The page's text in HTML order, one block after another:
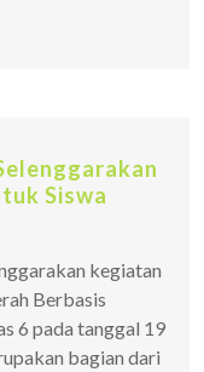
Siswa
kegiatan
Berbasis
6 pada tanggal 19
bagian dari